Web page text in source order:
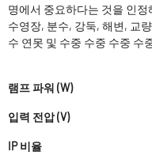
명에서 중요하다는 것을 인
수영장, 분수, 강둑, 해변, 교
수 연못 및 수중 수중 수중 수
램프 파워 (W)
입력 전압 (V)
IP 비율